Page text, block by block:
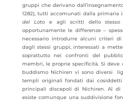
gruppi che derivano
1282), tutti accomunati dalla
del Loto e agli scritti dello stesso
opportunamente le differenze –
necessario introdurre alcuni criteri
dagli stessi gruppi, interessati a
soprattutto nei confronti del
membri, le proprie specificità. Si deve
buddismo Nichiren vi sono diversi
templi originali fondati dai cosiddetti
principali discepoli di Nichiren. Al
esiste comunque una suddivisione